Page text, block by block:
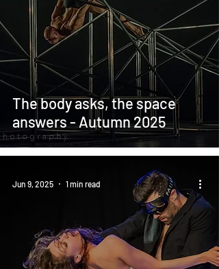
The body asks, the space
answers - Autumn 2025
Jun 9, 2025 1 min read